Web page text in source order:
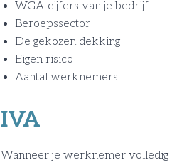
WGA-cijfers van je bedrijf
Beroepssector
De gekozen dekking
Eigen risico
Aantal werknemers
IVA
Wanneer je werknemer volledig